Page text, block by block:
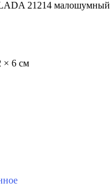
21214 малошумный
× 6 см